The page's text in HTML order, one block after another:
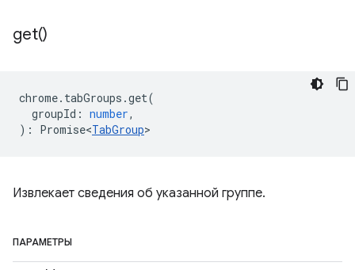
get()
chrome. tabGroups .get(
groupId : number,
) : Promise<TabGroup>
Извлекает сведения об указанной группе.
ПАРАМЕТРЫ